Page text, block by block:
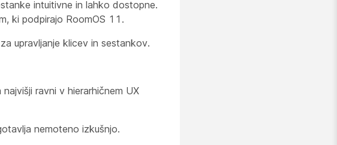
intuitivne in lahko dostopne.
ki podpirajo RoomOS 11.
upravljanje klicev in sestankov.
ravni v hierarhičnem UX
nemoteno izkušnjo.